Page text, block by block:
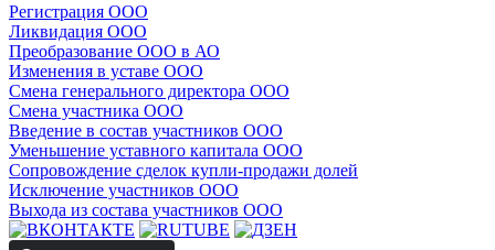
Регистрация ООО
Ликвидация ООО
Преобразование ООО в АО
Изменения в уставе ООО
Смена генерального директора ООО
Смена участника ООО
Введение в состав участников ООО
Уменьшение уставного капитала ООО
Сопровождение сделок купли-продажи долей
Исключение участников ООО
Выхода из состава участников ООО